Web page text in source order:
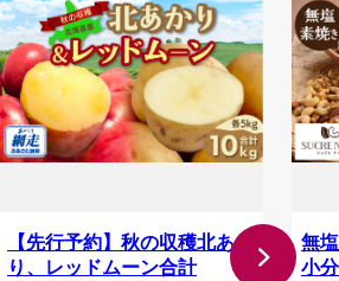
【先行予約】秋の収穫北あか
り、レッドムーン合計
無
小